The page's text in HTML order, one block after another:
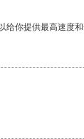
给你提供最高速度